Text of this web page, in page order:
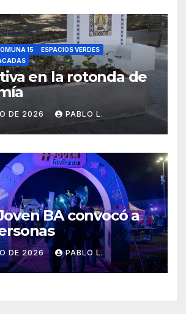
15
ESPACIOS VERDES
en la rotonda de
DE 2026 PABLO L.
BA convocó a
DE 2026 PABLO L.